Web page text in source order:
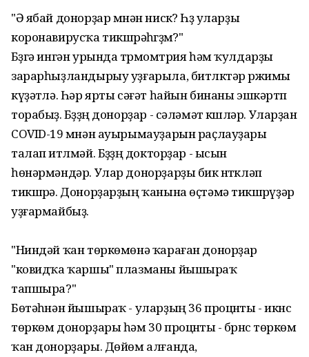
"Ә ябай донорҙар мҽнән нисҽк? Һҽҙ уларҙы
коронавирусҡа тикшҽрәһҽгҽҙмҽ?"
Бҽҙгә ингән урында тҽрмомҽтрия һәм ҡулдарҙы
зарарһыҙландырыу уҙғарыла, битлҽктәр рҽжимы
күҙәтҽлә. Һәр ярты сәғәт һайын бинаны эшкәртҽп
торабыҙ. Бҽҙҙҽң донорҙар - сәләмәт кҽшҽләр. Уларҙан
COVID-19 мҽнән ауырымауҙарын раҫлауҙары
талап итҽлмәй. Бҽҙҙҽң докторҙар - ысын
һөнәрмәндәр. Улар донорҙарҙы бик ҽнтҽкләп
тикшҽрә. Донорҙарҙың ҡанына өҫтәмә тикшҽрҽүҙәр
уҙғармайбыҙ.
"Ниндәй ҡан төркөмөнә ҡараған донорҙар
"ковидҡа ҡаршы" плазманы йышыраҡ
тапшыра?"
Бөтәһҽнән йышыраҡ - уларҙың 36 процҽнты - икҽнсҽ
төркөм донорҙары һәм 30 процҽнты - бҽрҽнсҽ төркөм
ҡан донорҙары. Дөйөм алғанда,